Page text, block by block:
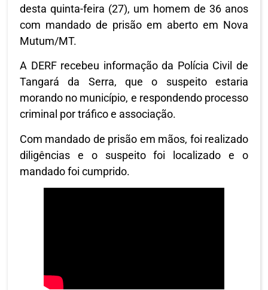
desta quinta-feira (27), um homem de 36 anos
com mandado de prisão em aberto em Nova
Mutum/MT.
A DERF recebeu informação da Polícia Civil de
Tangará da Serra, que o suspeito estaria
morando no município, e respondendo processo
criminal por tráfico e associação.
Com mandado de prisão em mãos, foi realizado
diligências e o suspeito foi localizado e o
mandado foi cumprido.